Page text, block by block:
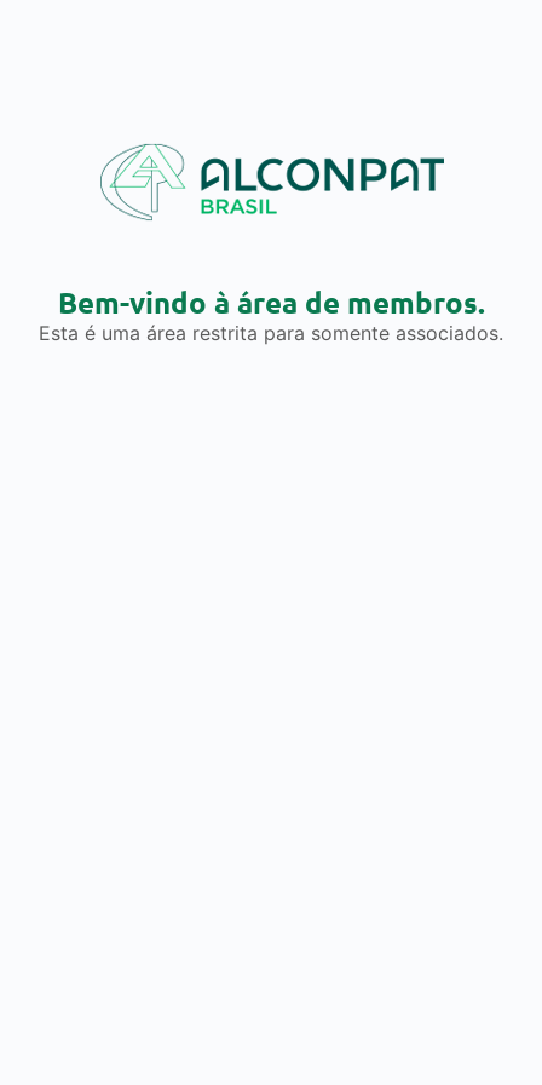
Bem-vindo à área de membros.
Esta é uma área restrita para somente associados.